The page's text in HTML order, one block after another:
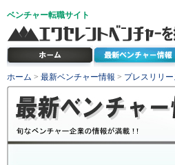
ベンチャー転職サイト
ホーム > 最新ベンチャー情報 > プレスリリー